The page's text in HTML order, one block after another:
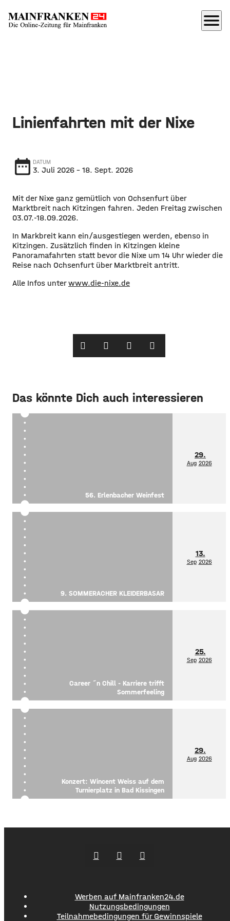
menu
Linienfahrten mit der Nixe
date_range DATUM
3. Juli 2026 – 18. Sept. 2026
Mit der Nixe ganz gemütlich von Ochsenfurt über
Marktbreit nach Kitzingen fahren. Jeden Freitag zwischen
03.07.-18.09.2026.
In Markbreit kann ein/ausgestiegen werden, ebenso in
Kitzingen. Zusätzlich finden in Kitzingen kleine
Panoramafahrten statt bevor die Nixe um 14 Uhr wieder die
Reise nach Ochsenfurt über Marktbreit antritt.
Alle Infos unterwww.die-nixe.de
Das könnte Dich auch interessieren
56. Erlenbacher Weinfest
29.
Aug 2026
9. SOMMERACHER KLEIDERBASAR
13.
Sep 2026
Career ´n Chill - Karriere trifft
Sommerfeeling
25.
Sep 2026
Konzert: Wincent Weiss auf dem
Turnierplatz in Bad Kissingen
29.
Aug 2026
Werben auf Mainfranken24.de
Nutzungsbedingungen
Teilnahmebedingungen für Gewinnspiele